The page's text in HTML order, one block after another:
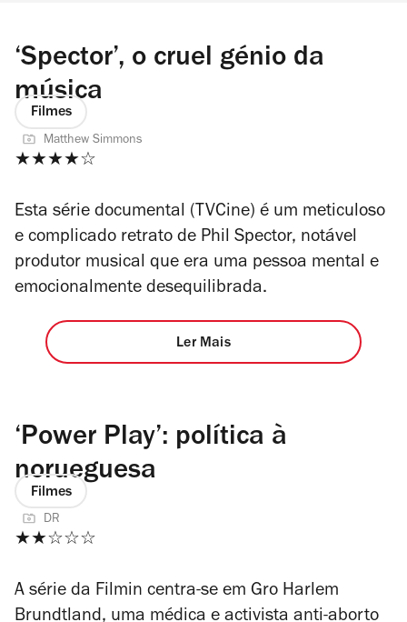
‘Spector’, o cruel génio da
música
Filmes
Matthew Simmons
★★★★☆
Esta série documental (TVCine) é um meticuloso
e complicado retrato de Phil Spector, notável
produtor musical que era uma pessoa mental e
emocionalmente desequilibrada.
Ler Mais
‘Power Play’: política à
norueguesa
Filmes
DR
★★☆☆☆
A série da Filmin centra-se em Gro Harlem
Brundtland, uma médica e activista anti-aborto